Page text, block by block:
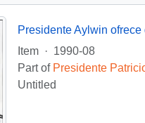
Presidente Aylwin
Item
· 1990-08
Part of Presidente
Untitled